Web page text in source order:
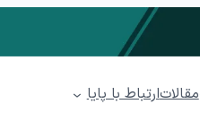
مقالاتارتباط با پایا